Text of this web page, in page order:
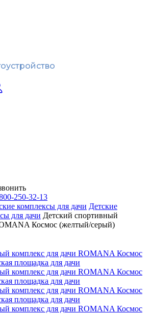
250-32-13
комплексы для дачи Детские
для дачи Детский спортивный
Космос (желтый/серый)